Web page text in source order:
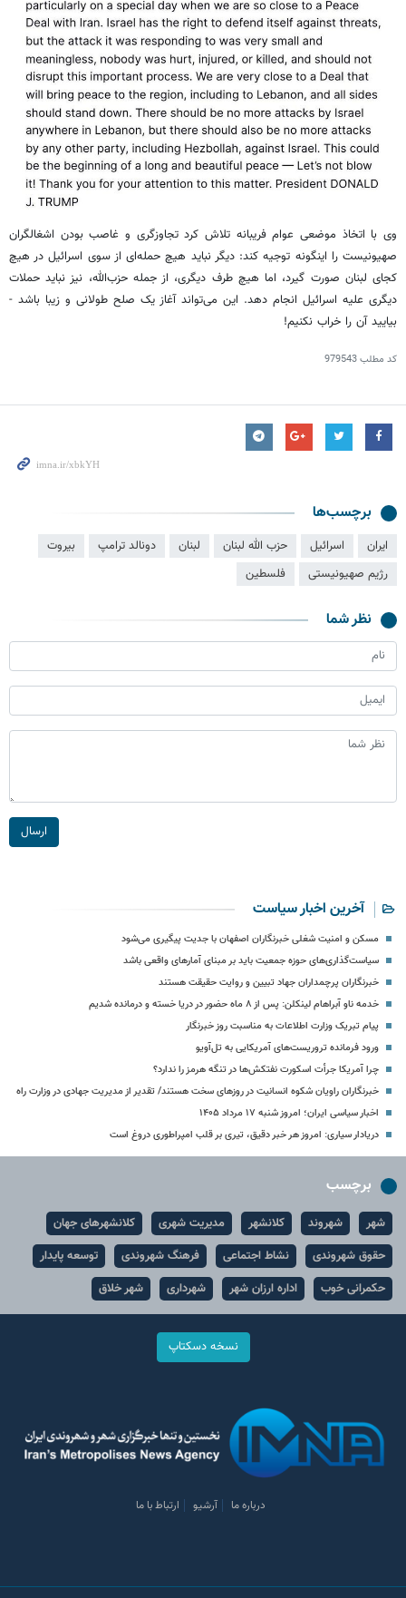
وی با اتخاذ موضعی عوام فریبانه تلاش کرد تجاوزگری و غاصب بودن اشغالگران
صهیونیست را اینگونه توجیه کند: دیگر نباید هیچ حمله‌ای از سوی اسرائیل در هیچ
کجای لبنان صورت گیرد، اما هیچ طرف دیگری، از جمله حزب‌الله، نیز نباید حملات
دیگری علیه اسرائیل انجام دهد. این می‌تواند آغاز یک صلح طولانی و زیبا باشد -
بیایید آن را خراب نکنیم!
کد مطلب979543
برچسب‌ها
ایران اسرائیل حزب الله لبنان لبنان دونالد ترامپ
بیروت
رژیم صهیونیستی
فلسطین
نظر شما
ارسال
آخرین اخبار سیاست
مسکن و امنیت شغلی خبرنگاران اصفهان با جدیت پیگیری می‌شود
سیاست‌گذاری‌های حوزه جمعیت باید بر مبنای آمارهای واقعی باشد
خبرنگاران پرچمداران جهاد تبیین و روایت حقیقت هستند
خدمه ناو آبراهام لینکلن: پس از ۸ ماه حضور در دریا خسته و درمانده‌ شدیم
پیام تبریک وزارت اطلاعات به مناسبت روز خبرنگار
ورود فرمانده تروریست‌های آمریکایی به تل‌آویو
چرا آمریکا جرأت اسکورت نفتکش‌ها در تنگه هرمز را ندارد؟
خبرنگاران راویان شکوه انسانیت در روزهای سخت هستند/ تقدیر از مدیریت جهادی در وزارت راه
اخبار سیاسی ایران؛ امروز شنبه ۱۷ مرداد ۱۴۰۵
دریادار سیاری: امروز هر خبر دقیق، تیری بر قلب امپراطوری دروغ است
برچسب
شهر شهروند کلانشهر مدیریت شهری
کلانشهرهای جهان
حقوق شهروندی
نشاط اجتماعی فرهنگ شهروندی
توسعه پایدار
حکمرانی خوب
اداره ارزان شهر شهرداری شهر خلاق
نسخه دسکتاپ
درباره ما آرشیو ارتباط با ما